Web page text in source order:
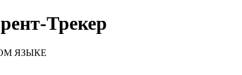
Трекер
ЯЗЫКЕ